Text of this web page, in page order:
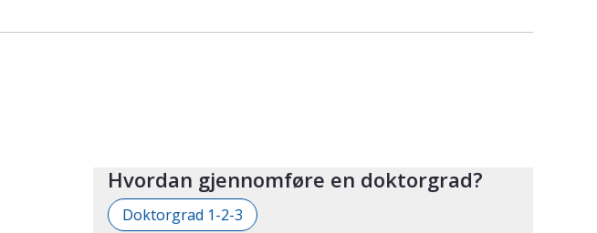
Hvordan gjennomføre en doktorgrad?
Doktorgrad 1-2-3